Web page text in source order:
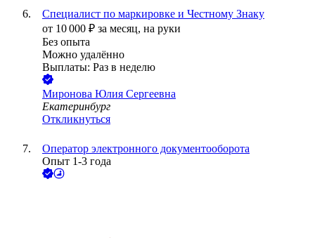
Специалист по маркировке и Честному Знаку
от 10 000 ₽ за месяц, на руки
Без опыта
Можно удалённо
Выплаты: Раз в неделю
Миронова Юлия Сергеевна
Екатеринбург
Откликнуться
Оператор электронного документооборота
Опыт 1-3 года